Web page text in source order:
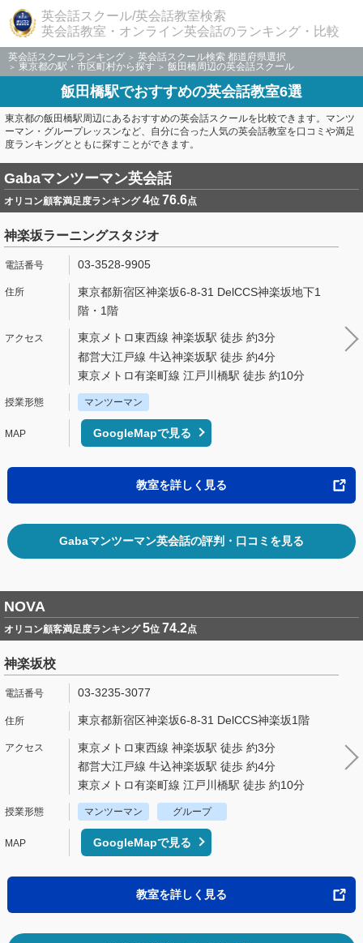
英会話スクール/英会話教室検索
英会話教室・オンライン英会話のランキング・比較
英会話スクールランキング
英会話スクール検索 都道府県選択
東京都の駅・市区町村から探す
飯田橋周辺の英会話スクール
飯田橋駅でおすすめの英会話教室6選
東京都の飯田橋駅周辺にあるおすすめの英会話スクールを比較できます。マンツ
ーマン・グループレッスンなど、自分に合った人気の英会話教室を口コミや満足
度ランキングとともに探すことができます。
Gabaマンツーマン英会話
オリコン顧客満足度ランキング4位 76.6点
神楽坂ラーニングスタジオ
03-3528-9905
東京都新宿区神楽坂6-8-31 DelCCS神楽坂地下1
階・1階
東京メトロ東西線 神楽坂駅 徒歩 約3分
都営大江戸線 牛込神楽坂駅 徒歩 約4分
東京メトロ有楽町線 江戸川橋駅 徒歩 約10分
マンツーマン
GoogleMapで見る
教室を詳しく見る
Gabaマンツーマン英会話の評判・口コミを見る
NOVA
オリコン顧客満足度ランキング5位 74.2点
神楽坂校
03-3235-3077
東京都新宿区神楽坂6-8-31 DelCCS神楽坂1階
東京メトロ東西線 神楽坂駅 徒歩 約3分
都営大江戸線 牛込神楽坂駅 徒歩 約4分
東京メトロ有楽町線 江戸川橋駅 徒歩 約10分
マンツーマン グループ
GoogleMapで見る
教室を詳しく見る